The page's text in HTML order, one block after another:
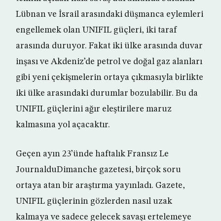
Lübnan ve İsrail arasındaki düşmanca eylemleri
engellemek olan UNIFIL güçleri, iki taraf
arasında duruyor. Fakat iki ülke arasında duvar
inşası ve Akdeniz’de petrol ve doğal gaz alanları
gibi yeni çekişmelerin ortaya çıkmasıyla birlikte
iki ülke arasındaki durumlar bozulabilir. Bu da
UNIFIL güçlerini ağır eleştirilere maruz
kalmasına yol açacaktır.
Geçen ayın 23’ünde haftalık Fransız Le
JournalduDimanche gazetesi, birçok soru
ortaya atan bir araştırma yayınladı. Gazete,
UNIFIL güçlerinin gözlerden nasıl uzak
kalmaya ve sadece gelecek savaşı ertelemeye